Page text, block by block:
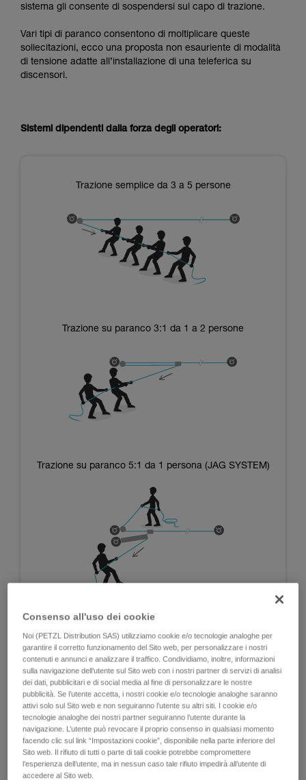
sistema gli consente di sospendersi sul capo di trazione.
Vari tipi di paranco consentono di moltiplicare queste
sollecitazioni, ecco una proposta non esauriente di modalità
di tensione adatte all’installazione di una teleferica su
discensori.
Sistemi dipendenti dalla forza degli operatori:
Trazione semplice da 3 a 5 persone
Trazione su paranco 3:1 da 1 a 2 persone
Trazione su paranco 5:1 da 1 persona (JAG SYSTEM)
Sistemi che utilizzano la massa degli operatori:
Il vantaggio di questi sistemi è che sono indipendenti dalla
forza e dalla stanchezza degli operatori e consentono di
ottenere tensioni ripetibili da una situazione all’altra.
Consenso all'uso dei cookie
Noi (PETZL Distribution SAS) utilizziamo cookie e/o tecnologie analoghe per
garantire il corretto funzionamento del Sito web, per personalizzare i nostri
contenuti e annunci e analizzare il traffico. Condividiamo, inoltre, informazioni
sulla navigazione dell’utente sul Sito web con i nostri partner di servizi di analisi
dei dati, pubblicitari e di social media al fine di personalizzare le nostre
pubblicità. Se l’utente accetta, i nostri cookie e/o tecnologie analoghe saranno
attivi solo sul Sito web e non seguiranno l’utente su altri siti. I cookie e/o
tecnologie analoghe dei nostri partner seguiranno l’utente durante la
navigazione. L’utente può revocare il proprio consenso in qualsiasi momento
facendo clic sul link “Impostazioni cookie”, disponibile nella parte inferiore del
Sito web. Il rifiuto di tutti o parte di tali cookie potrebbe compromettere
l’esperienza dell’utente, ma in nessun caso tale rifiuto impedirà all’utente di
accedere al Sito web.